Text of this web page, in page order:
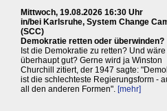
Mittwoch, 19.08.2026 16:30 Uhr
in/bei Karlsruhe, System Change
(SCC)
Demokratie retten oder überwinden?
Ist die Demokratie zu retten? Und
überhaupt gut? Gerne wird ja Winston
Churchill zitiert, der 1947 sagte:
ist die schlechteste Regierungsform -
all den anderen Formen". [mehr]